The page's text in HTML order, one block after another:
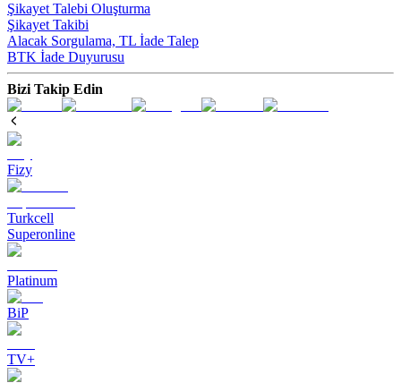
Şikayet Talebi Oluşturma
Şikayet Takibi
Alacak Sorgulama, TL İade Talep​
BTK İade Duyurusu
Bizi Takip Edin
Fizy
Turkcell
Superonline
Platinum
BiP
TV+